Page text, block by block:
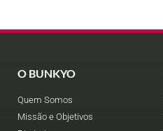
O BUNKYO
Quem Somos
Missão e Objetivos